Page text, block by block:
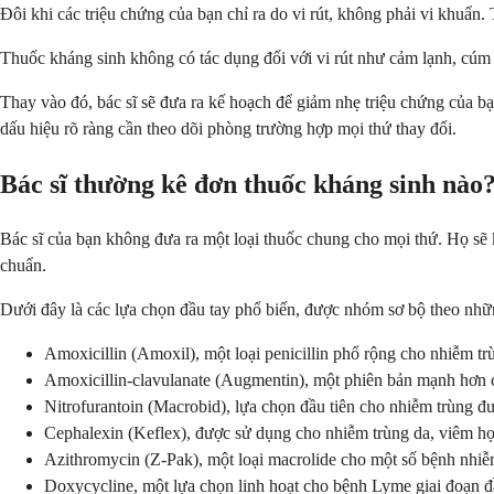
Đôi khi các triệu chứng của bạn chỉ ra do vi rút, không phải vi khuẩn.
Thuốc kháng sinh không có tác dụng đối với vi rút như cảm lạnh,
Thay vào đó, bác sĩ sẽ đưa ra kế hoạch để giảm nhẹ triệu chứng của
dấu hiệu rõ ràng cần theo dõi phòng trường hợp mọi thứ thay đổi.
Bác sĩ thường kê đơn thuốc kháng sinh
Bác sĩ của bạn không đưa ra một loại thuốc chung cho mọi thứ. Họ
chuẩn.
Dưới đây là các lựa chọn đầu tay phổ biến, được nhóm sơ bộ theo
Amoxicillin (Amoxil), một loại penicillin phổ rộng cho nhiễm
Amoxicillin-clavulanate (Augmentin), một phiên bản mạnh hơn
Nitrofurantoin (Macrobid), lựa chọn đầu tiên cho nhiễm trùng
Cephalexin (Keflex), được sử dụng cho nhiễm trùng da, viêm
Azithromycin (Z-Pak), một loại macrolide cho một số bệnh
Doxycycline, một lựa chọn linh hoạt cho bệnh Lyme giai đoạn